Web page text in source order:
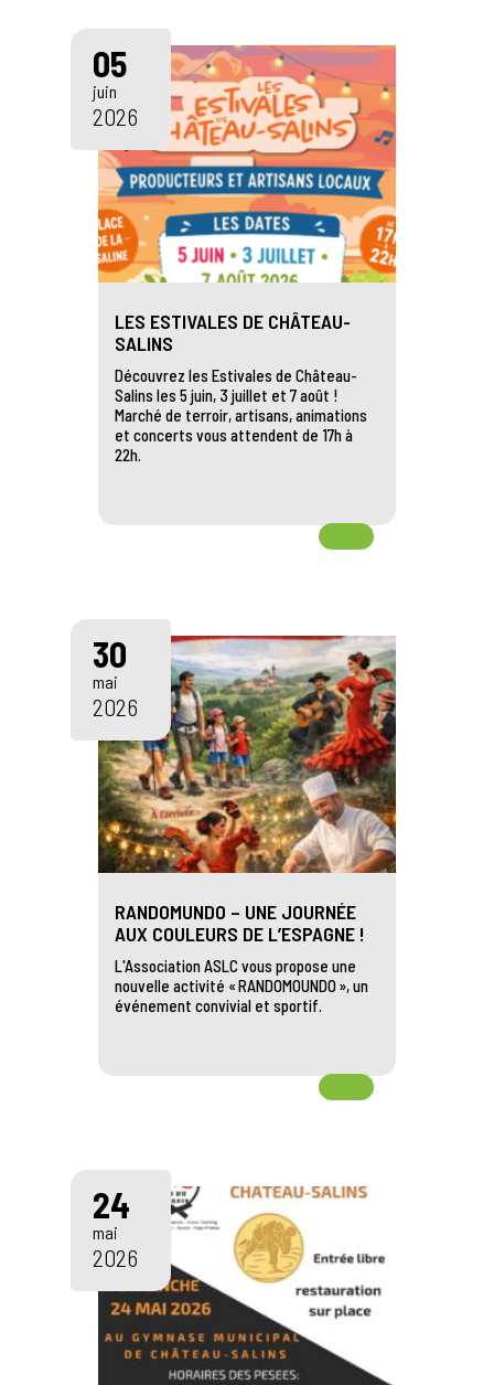
05
juin
2026
LES ESTIVALES DE CHÂTEAU-
SALINS
Découvrez les Estivales de Château-
Salins les 5 juin, 3 juillet et 7 août !
Marché de terroir, artisans, animations
et concerts vous attendent de 17h à
22h.
30
mai
2026
RANDOMUNDO – UNE JOURNÉE
AUX COULEURS DE L’ESPAGNE !
L'Association ASLC vous propose une
nouvelle activité « RANDOMOUNDO », un
événement convivial et sportif.
24
mai
2026